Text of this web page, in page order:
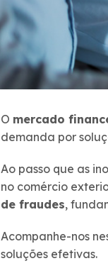
O mercado
demanda por
Ao passo que as
no comércio
de fraudes,
Acompanhe-nos
soluções efetivas.